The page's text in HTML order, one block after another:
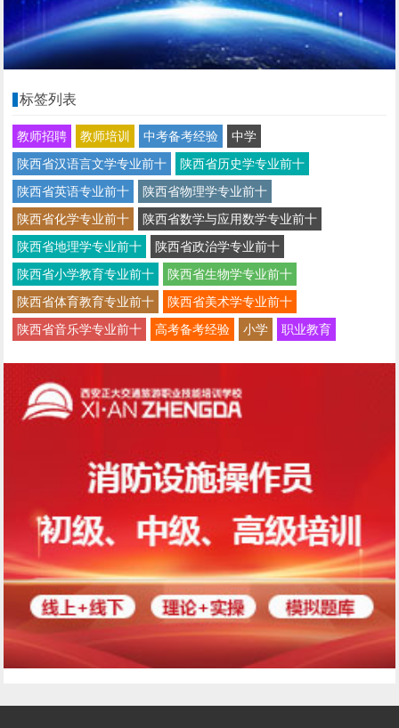
标签列表
教师招聘 教师培训 中考备考经验
中学
陕西省汉语言文学专业前十
陕西省历史学专业前十
陕西省英语专业前十
陕西省物理学专业前十
陕西省化学专业前十
陕西省数学与应用数学专业前十
陕西省地理学专业前十
陕西省政治学专业前十
陕西省小学教育专业前十
陕西省生物学专业前十
陕西省体育教育专业前十
陕西省美术学专业前十
陕西省音乐学专业前十
高考备考经验 小学 职业教育